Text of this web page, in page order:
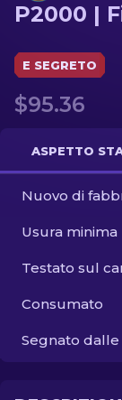
Fucile di
Coltelli
Guanto
Casse
Altro
P2000 |
E SEGRETO
$95.36
ASPETTO
Nuovo di
Usura minima
Testato sul
Consumato
Segnato